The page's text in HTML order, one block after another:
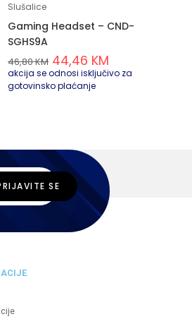
Slušalice
Gaming Headset – CND-
SGHS9A
46,80KM 44,46 KM
akcija se odnosi isključivo za
gotovinsko plaćanje